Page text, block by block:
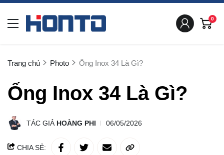
0
Trang chủ Photo Ống Inox 34 Là Gì?
Ống Inox 34 Là Gì?
TÁC GIẢ HOÀNG PHI 06/05/2026
CHIA SẺ: